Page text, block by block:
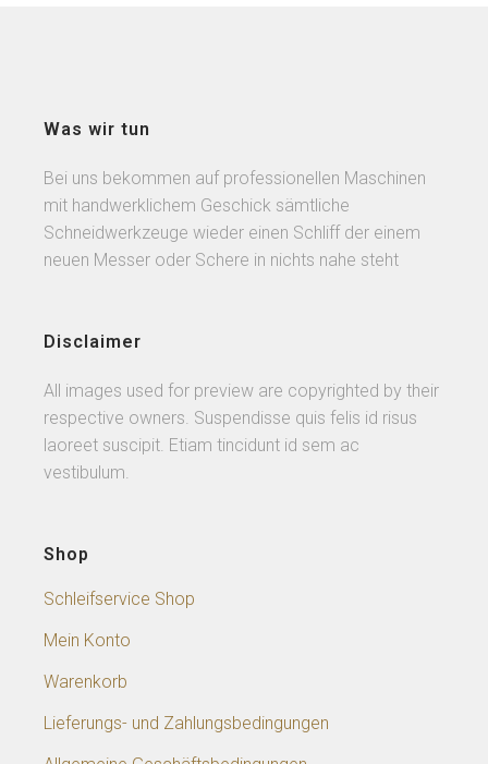
Was wir tun
Bei uns bekommen auf professionellen Maschinen
mit handwerklichem Geschick sämtliche
Schneidwerkzeuge wieder einen Schliff der einem
neuen Messer oder Schere in nichts nahe steht
Disclaimer
All images used for preview are copyrighted by their
respective owners. Suspendisse quis felis id risus
laoreet suscipit. Etiam tincidunt id sem ac
vestibulum.
Shop
Schleifservice Shop
Mein Konto
Warenkorb
Lieferungs- und Zahlungsbedingungen